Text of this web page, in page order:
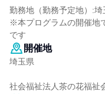
勤務地（勤務予定地）:埼
※本プログラムの開催地
です
開催地
埼玉県
社会福祉法人茶の花福